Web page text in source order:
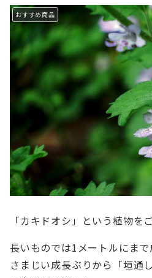
おすすめ商品
「カキドオシ」という植物を
長いものでは1メートルにま
さまじい成長ぶりから「垣通